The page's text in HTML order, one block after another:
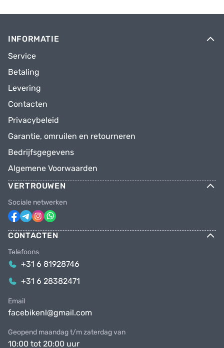
INFORMATIE
Service
Betaling
Levering
Contacten
Privacybeleid
Garantie, omruilen en retourneren
Bedrijfsgegevens
Algemene Voorwaarden
VERTROUWEN
Sociale netwerken
CONTACTEN
Telefoons
+31 6 81928746
+31 6 28382471
Email
facebikenl@gmail.com
Geopend maandag t/m zaterdag van
10:00 tot 20:00 uur